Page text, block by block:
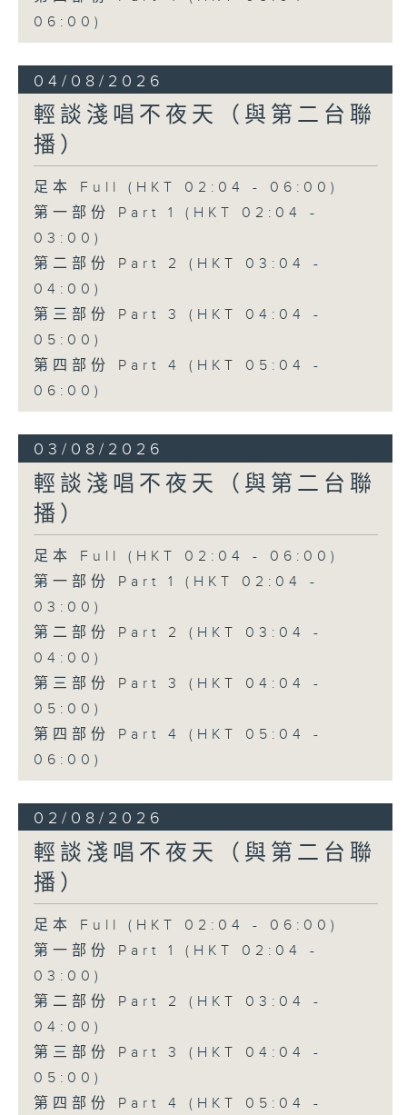
06:00)
04/08/2026
輕談淺唱不夜天（與第二台聯
播）
足本 Full (HKT 02:04 - 06:00)
第一部份 Part 1 (HKT 02:04 -
03:00)
第二部份 Part 2 (HKT 03:04 -
04:00)
第三部份 Part 3 (HKT 04:04 -
05:00)
第四部份 Part 4 (HKT 05:04 -
06:00)
03/08/2026
輕談淺唱不夜天（與第二台聯
播）
足本 Full (HKT 02:04 - 06:00)
第一部份 Part 1 (HKT 02:04 -
03:00)
第二部份 Part 2 (HKT 03:04 -
04:00)
第三部份 Part 3 (HKT 04:04 -
05:00)
第四部份 Part 4 (HKT 05:04 -
06:00)
02/08/2026
輕談淺唱不夜天（與第二台聯
播）
足本 Full (HKT 02:04 - 06:00)
第一部份 Part 1 (HKT 02:04 -
03:00)
第二部份 Part 2 (HKT 03:04 -
04:00)
第三部份 Part 3 (HKT 04:04 -
05:00)
第四部份 Part 4 (HKT 05:04 -